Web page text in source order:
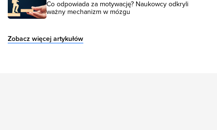
Co odpowiada za motywację? Naukowcy odkryli
ważny mechanizm w mózgu
Zobacz więcej artykułów